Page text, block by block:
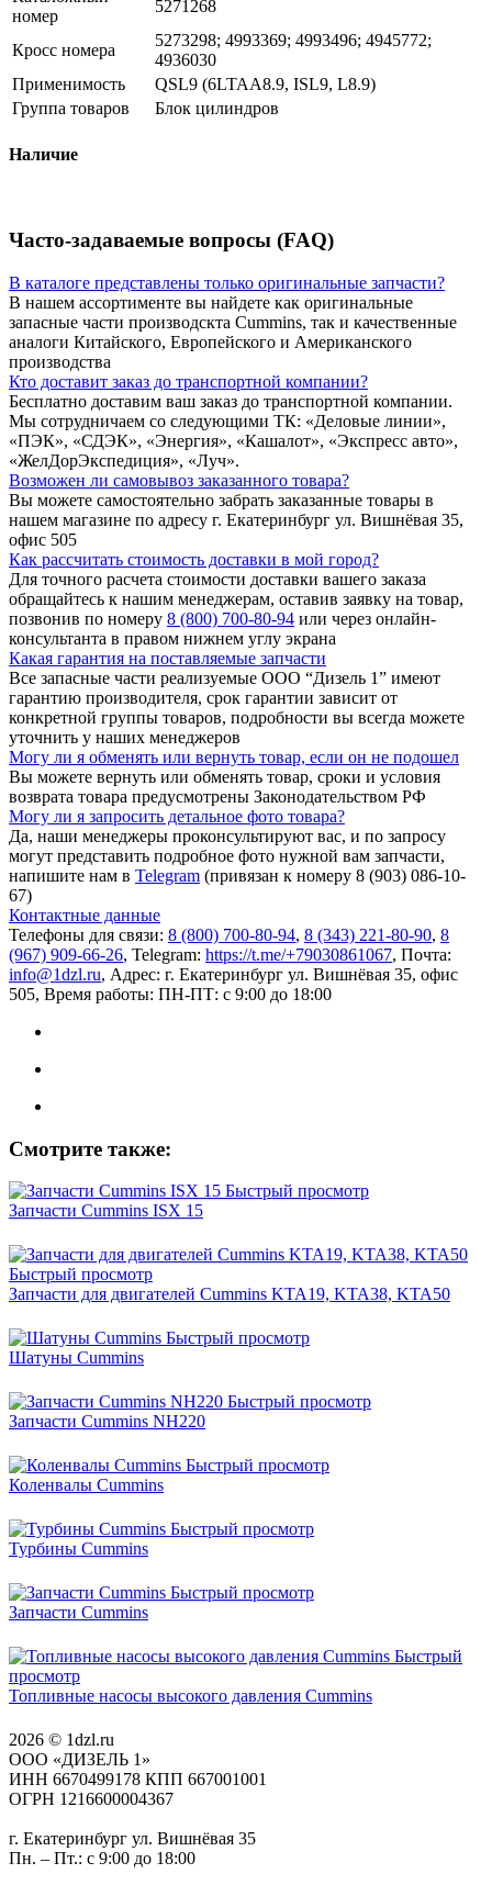
номер
5271268
Кросс номера
5273298; 4993369; 4993496; 4945772;
4936030
Применимость
QSL9 (6LTAA8.9, ISL9, L8.9)
Группа товаров
Блок цилиндров
Наличие
Часто-задаваемые вопросы (FAQ)
В каталоге представлены только оригинальные запчасти?
В нашем ассортименте вы найдете как оригинальные
запасные части производскта Cummins, так и качественные
аналоги Китайского, Европейского и Американского
производства
Кто доставит заказ до транспортной компании?
Бесплатно доставим ваш заказ до транспортной компании.
Мы сотрудничаем со следующими ТК: «Деловые линии»,
«ПЭК», «СДЭК», «Энергия», «Кашалот», «Экспресс авто»,
«ЖелДорЭкспедиция», «Луч».
Возможен ли самовывоз заказанного товара?
Вы можете самостоятельно забрать заказанные товары в
нашем магазине по адресу г. Екатеринбург ул. Вишнёвая 35,
офис 505
Как рассчитать стоимость доставки в мой город?
Для точного расчета стоимости доставки вашего заказа
обращайтесь к нашим менеджерам, оставив заявку на товар,
позвонив по номеру 8 (800) 700-80-94 или через онлайн-
консультанта в правом нижнем углу экрана
Какая гарантия на поставляемые запчасти
Все запасные части реализуемые ООО “Дизель 1” имеют
гарантию производителя, срок гарантии зависит от
конкретной группы товаров, подробности вы всегда можете
уточнить у наших менеджеров
Могу ли я обменять или вернуть товар, если он не подошел
Вы можете вернуть или обменять товар, сроки и условия
возврата товара предусмотрены Законодательством РФ
Могу ли я запросить детальное фото товара?
Да, наши менеджеры проконсультируют вас, и по запросу
могут представить подробное фото нужной вам запчасти,
напишите нам в Telegram (привязан к номеру 8 (903) 086-10-
67)
Контактные данные
Телефоны для связи: 8 (800) 700-80-94, 8 (343) 221-80-90, 8
(967) 909-66-26, Telegram: https://t.me/+79030861067, Почта:
info@1dzl.ru, Адрес: г. Екатеринбург ул. Вишнёвая 35, офис
505, Время работы: ПН-ПТ: с 9:00 до 18:00
Смотрите также:
Быстрый просмотр
Запчасти Cummins ISX 15
Быстрый просмотр
Запчасти для двигателей Cummins KTA19, KTA38, KTA50
Быстрый просмотр
Шатуны Cummins
Быстрый просмотр
Запчасти Cummins NH220
Быстрый просмотр
Коленвалы Cummins
Быстрый просмотр
Турбины Cummins
Быстрый просмотр
Запчасти Cummins
Быстрый
просмотр
Топливные насосы высокого давления Cummins
2026 © 1dzl.ru
ООО «ДИЗЕЛЬ 1»
ИНН 6670499178 КПП 667001001
ОГРН 1216600004367
г. Екатеринбург ул. Вишнёвая 35
Пн. – Пт.: с 9:00 до 18:00